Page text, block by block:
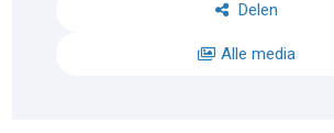
Delen
Alle media